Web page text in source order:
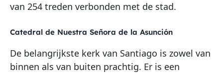
van 254 treden verbonden met de stad.
Catedral de Nuestra Señora de la Asunción
De belangrijkste kerk van Santiago is zowel van
binnen als van buiten prachtig. Er is een